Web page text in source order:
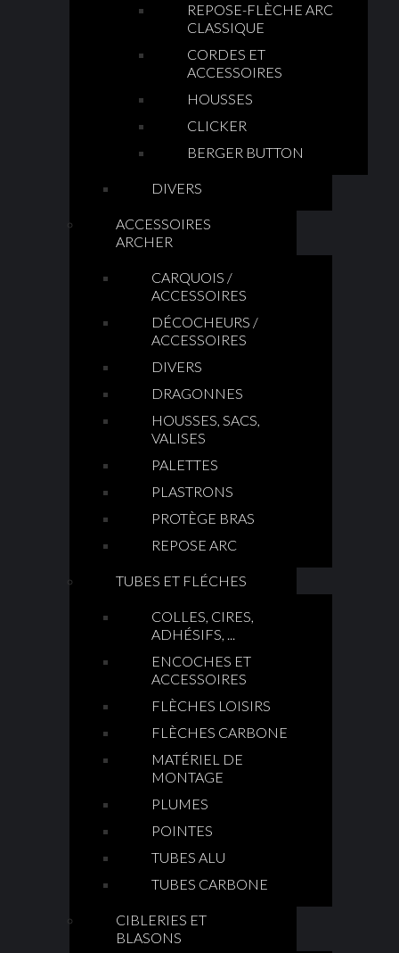
REPOSE-FLÈCHE ARC
CLASSIQUE
CORDES ET
ACCESSOIRES
HOUSSES
CLICKER
BERGER BUTTON
DIVERS
ACCESSOIRES
ARCHER
CARQUOIS /
ACCESSOIRES
DÉCOCHEURS /
ACCESSOIRES
DIVERS
DRAGONNES
HOUSSES, SACS,
VALISES
PALETTES
PLASTRONS
PROTÈGE BRAS
REPOSE ARC
TUBES ET FLÉCHES
COLLES, CIRES,
ADHÉSIFS, ...
ENCOCHES ET
ACCESSOIRES
FLÈCHES LOISIRS
FLÈCHES CARBONE
MATÉRIEL DE
MONTAGE
PLUMES
POINTES
TUBES ALU
TUBES CARBONE
CIBLERIES ET
BLASONS